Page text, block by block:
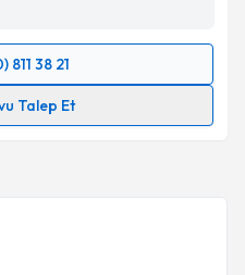
verilerimin belirtilen
Gönder
811 38 21
Talep Et